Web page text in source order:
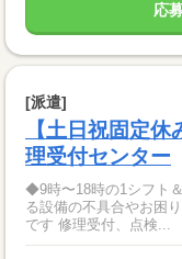
応
[派遣]
【土日祝固定
理受付センター
◆9時〜18時の1シフト
る設備の不具合やお困
です 修理受付、点検...